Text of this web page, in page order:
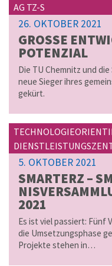
AG TZ-S
26. OKTOBER 2021
GROSSE
O­TEN­ZI­AL
Die TU Chemnitz und
neue Sieger ihres
gekürt.
5. OKTOBER 2021
SMAR­TERZ –
2021
Es ist viel passiert: Fünf
die Umsetzungsphase
Projekte stehen in…